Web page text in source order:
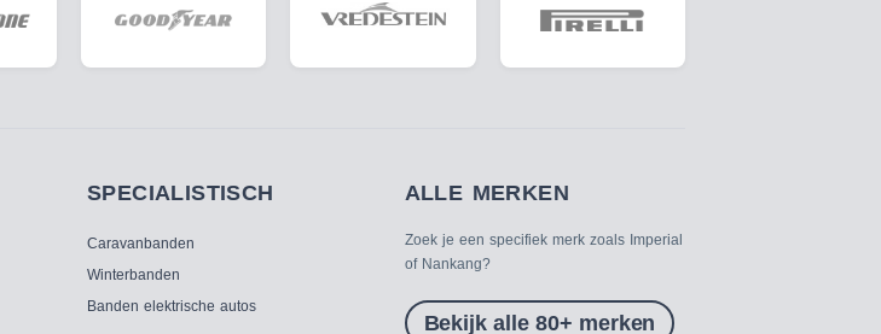
SPECIALISTISCH
Caravanbanden
Winterbanden
Banden elektrische autos
ALLE MERKEN
Zoek je een specifiek merk zoals Imperial
of Nankang?
Bekijk alle 80+ merken